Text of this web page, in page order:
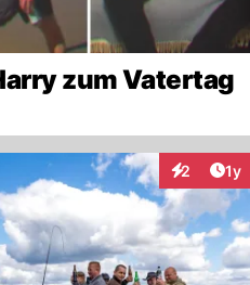
zum Vatertag
2 1y